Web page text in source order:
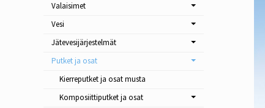
Valaisimet
Vesi
Jätevesijärjestelmät
Putket ja osat
Kierreputket ja osat musta
Komposiittiputket ja osat